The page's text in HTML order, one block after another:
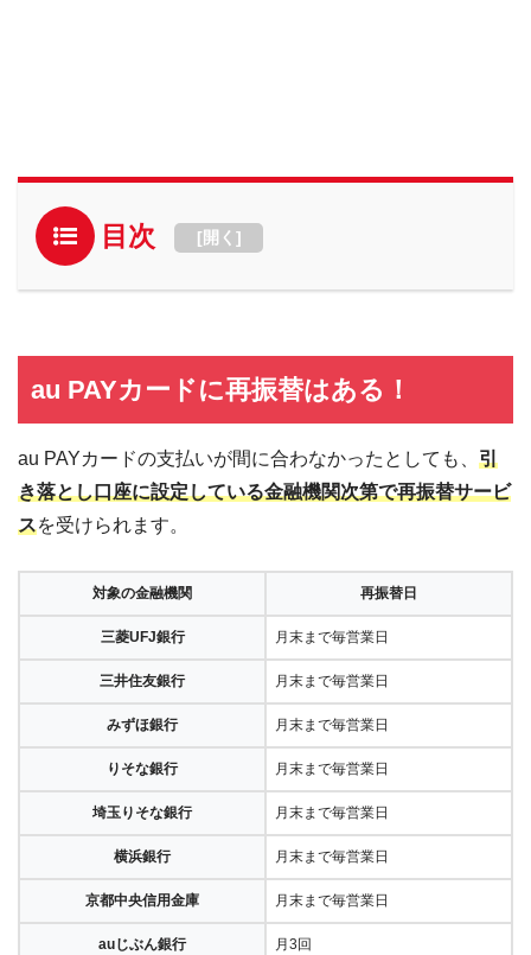
目次 [開く ]
au PAYカードに再振替はある！
au PAYカードの支払いが間に合わなかったとしても、 引
き落とし口座に設定している金融機関次第で再振替サービ
スを受けられます。
対象の金融機関 再振替日
三菱UFJ銀行 月末まで毎営業日
三井住友銀行 月末まで毎営業日
みずほ銀行 月末まで毎営業日
りそな銀行 月末まで毎営業日
埼玉りそな銀行 月末まで毎営業日
横浜銀行 月末まで毎営業日
京都中央信用金庫 月末まで毎営業日
auじぶん銀行 月3回